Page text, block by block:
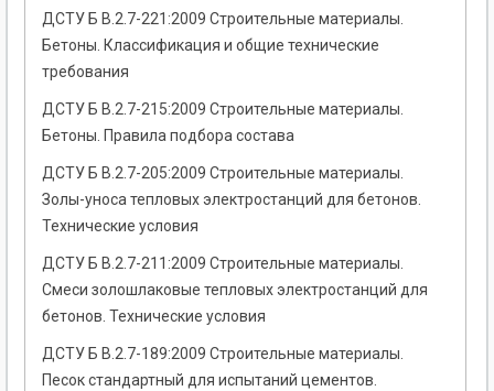
ДСТУ Б В.2.7-221:2009 Строительные материалы.
Бетоны. Классификация и общие технические
требования
ДСТУ Б В.2.7-215:2009 Строительные материалы.
Бетоны. Правила подбора состава
ДСТУ Б В.2.7-205:2009 Строительные материалы.
Золы-уноса тепловых электростанций для бетонов.
Технические условия
ДСТУ Б В.2.7-211:2009 Строительные материалы.
Смеси золошлаковые тепловых электростанций для
бетонов. Технические условия
ДСТУ Б В.2.7-189:2009 Строительные материалы.
Песок стандартный для испытаний цементов.